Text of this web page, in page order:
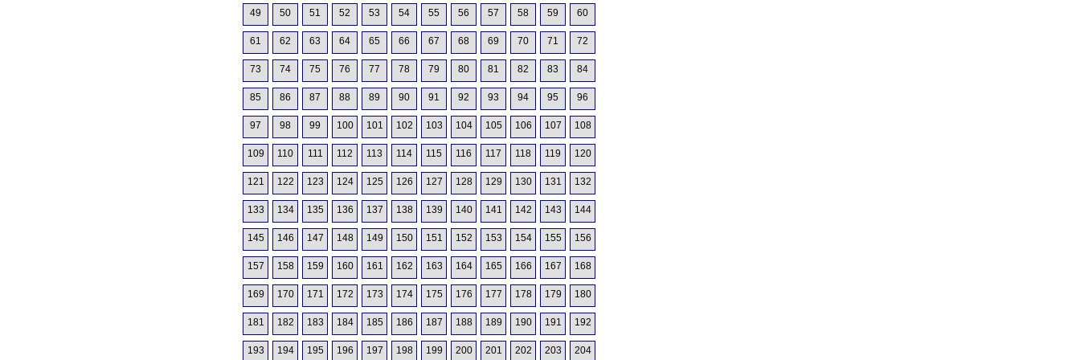
49 50 51 52 53 54 55 56 57 58 59 60
61 62 63 64 65 66 67 68 69 70 71 72
73 74 75 76 77 78 79 80 81 82 83 84
85 86 87 88 89 90 91 92 93 94 95 96
97 98 99 100 101 102 103 104 105 106 107 108
109 110 111 112 113 114 115 116 117 118 119 120
121 122 123 124 125 126 127 128 129 130 131 132
133 134 135 136 137 138 139 140 141 142 143 144
145 146 147 148 149 150 151 152 153 154 155 156
157 158 159 160 161 162 163 164 165 166 167 168
169 170 171 172 173 174 175 176 177 178 179 180
181 182 183 184 185 186 187 188 189 190 191 192
193 194 195 196 197 198 199 200 201 202 203 204